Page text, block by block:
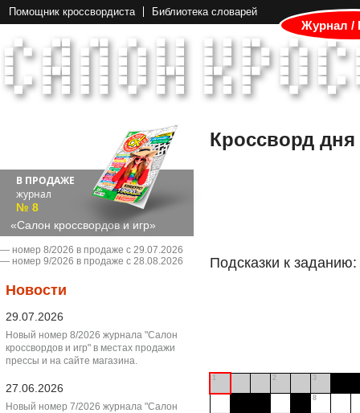
Помощник кроссвордиста Библиотека словарей
Журнал /
В ПРОДАЖЕ
журнал
№ 8
«Салон кроссвордов и игр»
― номер 8/2026 в продаже с 29.07.2026
― номер 9/2026 в продаже с 28.08.2026
Новости
29.07.2026
Новый номер 8/2026 журнала "Салон
кроссвордов и игр" в местах продажи
прессы и на сайте магазина.
27.06.2026
Новый номер 7/2026 журнала "Салон
Кроссворд дня
Подсказки к заданию:
1 2 3
8